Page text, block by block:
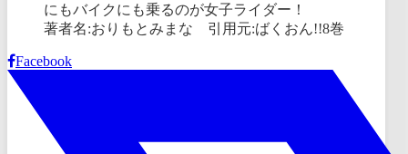
著者名:おりもとみまな 引用元:ばくおん!!8巻
Facebook